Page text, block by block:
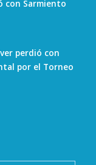
con Sarmiento
perdió con
por el Torneo